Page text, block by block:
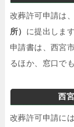
改葬許可申請は
所） に提出します
申請書は、西宮
るほか、窓口で
西
改葬許可申請に